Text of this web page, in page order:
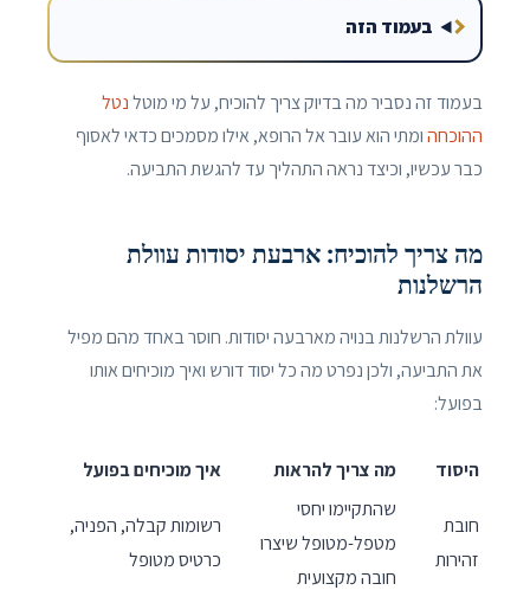
בעמוד הזה
בעמוד זה נסביר מה בדיוק צריך להוכיח, על מי מוטלנטל
ההוכחהומתי הוא עובר אל הרופא, אילו מסמכים כדאי לאסוף
כבר עכשיו, וכיצד נראה התהליך עד להגשת התביעה.
מה צריך להוכיח: ארבעת יסודות עוולת
הרשלנות
עוולת הרשלנות בנויה מארבעה יסודות. חוסר באחד מהם מפיל
את התביעה, ולכן נפרט מה כל יסוד דורש ואיך מוכיחים אותו
בפועל:
היסוד מה צריך להראות איך מוכיחים בפועל
חובת
זהירות
שהתקיימו יחסי
מטפל-מטופל שיצרו
חובה מקצועית
רשומות קבלה, הפניה,
כרטיס מטופל